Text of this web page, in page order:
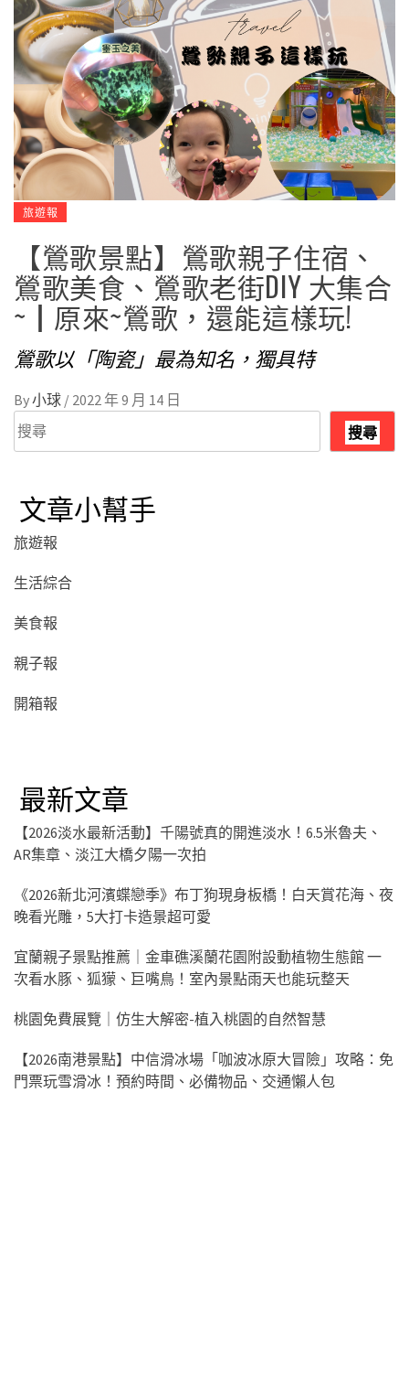
旅遊報
【鶯歌景點】鶯歌親子住宿、
鶯歌美食、鶯歌老街DIY 大集合
~┃原來~鶯歌，還能這樣玩!
鶯歌以「陶瓷」最為知名，獨具特
By小球 / 2022 年 9 月 14 日
搜
尋
搜尋
文章小幫手
旅遊報
生活綜合
美食報
親子報
開箱報
最新文章
【2026淡水最新活動】千陽號真的開進淡水！6.5米魯夫、
AR集章、淡江大橋夕陽一次拍
《2026新北河濱蝶戀季》布丁狗現身板橋！白天賞花海、夜
晚看光雕，5大打卡造景超可愛
宜蘭親子景點推薦｜金車礁溪蘭花園附設動植物生態館 一
次看水豚、狐獴、巨嘴鳥！室內景點雨天也能玩整天
桃園免費展覽｜仿生大解密-植入桃園的自然智慧
【2026南港景點】中信滑冰場「咖波冰原大冒險」攻略：免
門票玩雪滑冰！預約時間、必備物品、交通懶人包